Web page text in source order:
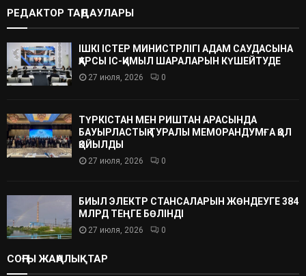
РЕДАКТОР ТАҢДАУЛАРЫ
ІШКІ ІСТЕР МИНИСТРЛІГІ АДАМ САУДАСЫНА
ҚАРСЫ ІС-ҚИМЫЛ ШАРАЛАРЫН КҮШЕЙТУДЕ
27 июля, 2026 0
ТҮРКІСТАН МЕН РИШТАН АРАСЫНДА
БАУЫРЛАСТЫҚ ТУРАЛЫ МЕМОРАНДУМҒА ҚОЛ
ҚОЙЫЛДЫ
27 июля, 2026 0
БИЫЛ ЭЛЕКТР СТАНСАЛАРЫН ЖӨНДЕУГЕ 384
МЛРД ТЕҢГЕ БӨЛІНДІ
27 июля, 2026 0
СОҢҒЫ ЖАҢАЛЫҚТАР